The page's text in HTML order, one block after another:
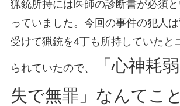
猟銃所持には医師の診断書が必須
っていました。今回の事件の犯人
受けて猟銃を4丁も所持していたと
られていたので、
「心神耗
失で無罪」なんてこ